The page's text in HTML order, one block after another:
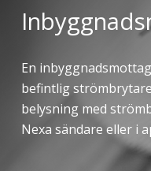
En
befintlig
belysning med
Nexa sändare eller i